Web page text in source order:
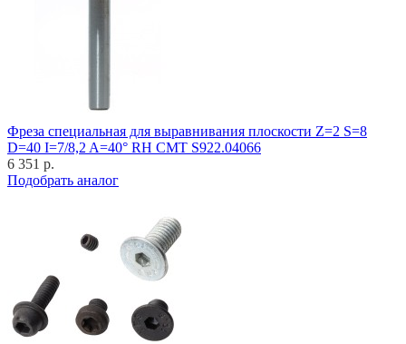
Фреза специальная для выравнивания плоскости Z=2 S=8
D=40 I=7/8,2 A=40° RH CMT S922.04066
6 351 р.
Подобрать аналог